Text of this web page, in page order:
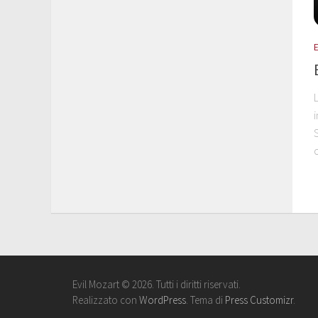
Evil Mozart © 2026. Tutti i diritti riservati.
Realizzato con WordPress. Tema di Press Customizr.